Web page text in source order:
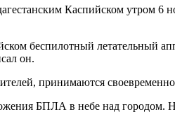
Каспийском утром 6
беспилотный летательный
он.
принимаются
БПЛА в небе над